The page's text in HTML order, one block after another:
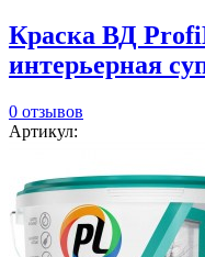
Краска ВД
интерьерная
0 отзывов
Артикул: